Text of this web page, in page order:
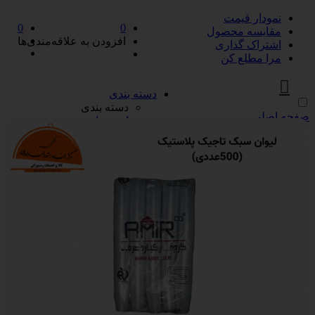
نمودار قیمت
مقایسه محصول
اشتراک گذاری
مرا مطلع کن
صفحه اصلی
0
افزودن به علاقه‌مندی‌ها
0
دسته بندی
دسته بندی
ادویه‌جات
ادویه‌جات
آویشن
ادویه مخلوط
دارچین
پیازها